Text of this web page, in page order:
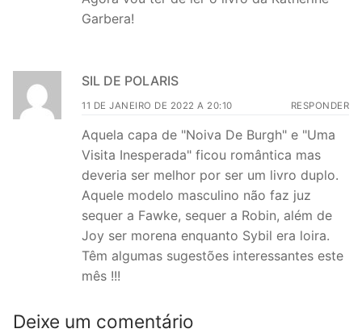
Garbera!
SIL DE POLARIS
11 DE JANEIRO DE 2022 A 20:10 RESPONDER
Aquela capa de "Noiva De Burgh" e "Uma
Visita Inesperada" ficou romântica mas
deveria ser melhor por ser um livro duplo.
Aquele modelo masculino não faz juz
sequer a Fawke, sequer a Robin, além de
Joy ser morena enquanto Sybil era loira.
Têm algumas sugestões interessantes este
mês !!!
Deixe um comentário